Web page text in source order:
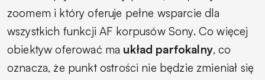
zoomem i który oferuje pełne wsparcie dla
wszystkich funkcji AF korpusów Sony. Co więcej
obiektyw oferować ma układ parfokalny, co
oznacza, że punkt ostrości nie będzie zmieniał się